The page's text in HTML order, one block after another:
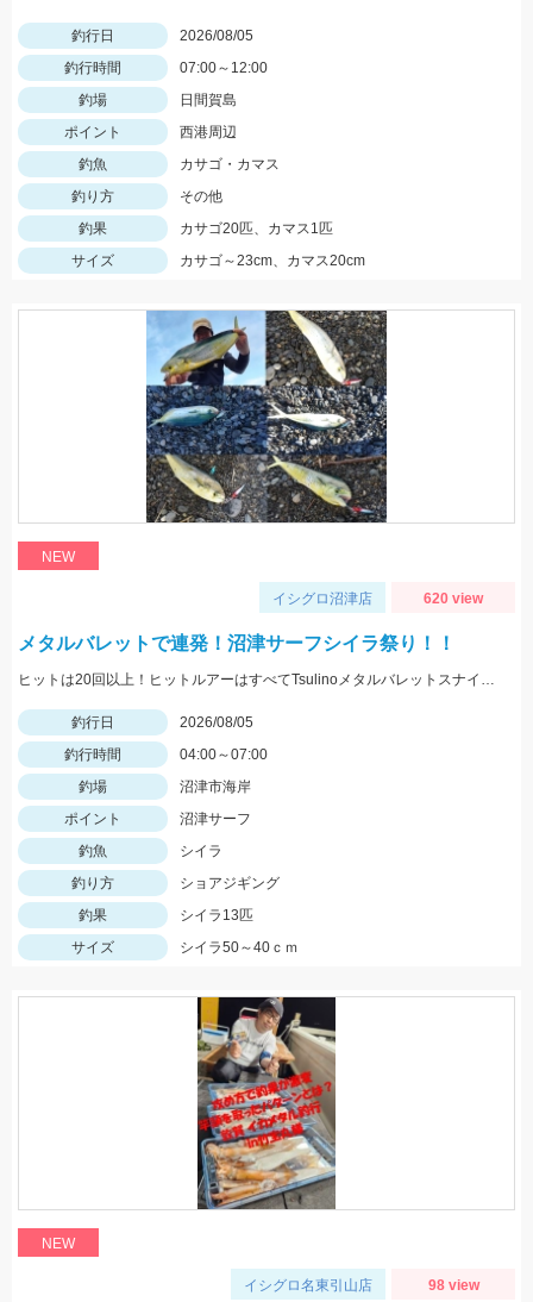
釣行日
2026/08/05
釣行時間
07:00～12:00
釣場
日間賀島
ポイント
西港周辺
釣魚
カサゴ・カマス
釣り方
その他
釣果
カサゴ20匹、カマス1匹
サイズ
カサゴ～23cm、カマス20cm
NEW
イシグロ沼津店 620 view
メタルバレットで連発！沼津サーフシイラ祭り！！
ヒットは20回以上！ヒットルアーはすべてTsulinoメタルバレットスナイパー40ｇでした。
釣行日
2026/08/05
釣行時間
04:00～07:00
釣場
沼津市海岸
ポイント
沼津サーフ
釣魚
シイラ
釣り方
ショアジギング
釣果
シイラ13匹
サイズ
シイラ50～40ｃｍ
NEW
イシグロ名東引山店 98 view